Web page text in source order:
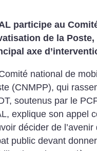
participe au
de la
axe
national de
(CNMPP), qui
soutenus par le
explique son appel
décider de
public devant